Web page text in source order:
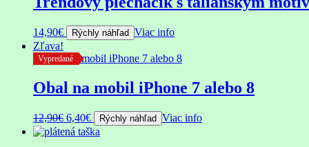
14,90€ Rýchly náhľad Viac info
Zľava!
Vypredané
Obal na mobil iPhone 7 alebo 8
12,90€ Pôvodná
cena
6,40€Aktuálna
cena
Rýchly náhľad Viac info